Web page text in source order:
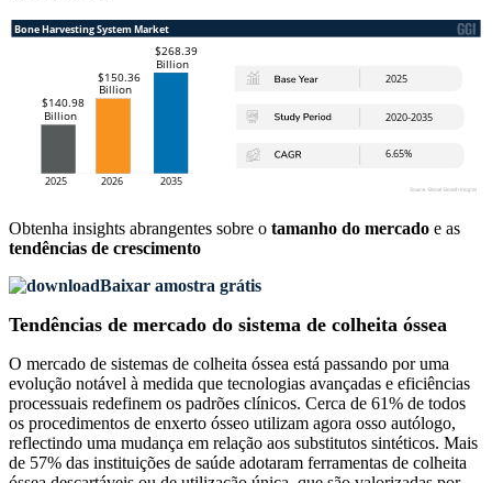
Obtenha insights abrangentes sobre o tamanho do mercado e as
tendências de crescimento
Baixar amostra grátis
Tendências de mercado do sistema de colheita óssea
O mercado de sistemas de colheita óssea está passando por uma
evolução notável à medida que tecnologias avançadas e eficiências
processuais redefinem os padrões clínicos. Cerca de 61% de todos
os procedimentos de enxerto ósseo utilizam agora osso autólogo,
reflectindo uma mudança em relação aos substitutos sintéticos. Mais
de 57% das instituições de saúde adotaram ferramentas de colheita